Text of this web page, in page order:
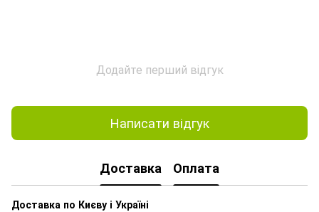
Додайте перший відгук
Написати відгук
Доставка Оплата
Доставка по Києву і Україні